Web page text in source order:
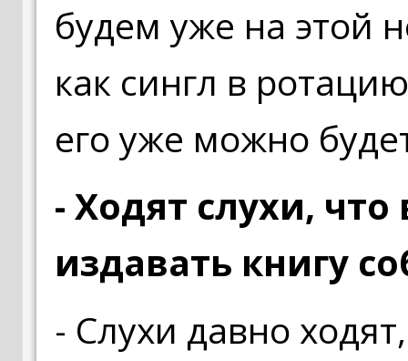
будем уже на этой
как сингл в
его уже можно
- Ходят слухи,
издавать книгу
- Слухи давно